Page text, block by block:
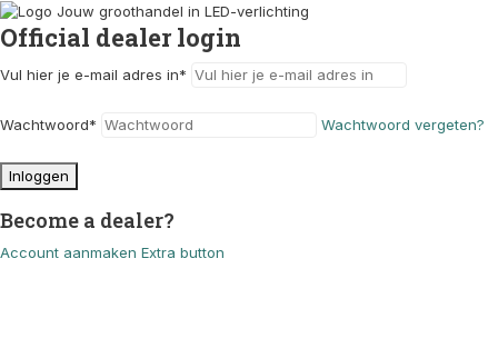
Official dealer login
Vul hier je e-mail adres in*
Wachtwoord* Wachtwoord vergeten?
Inloggen
Become a dealer?
Account aanmaken Extra button